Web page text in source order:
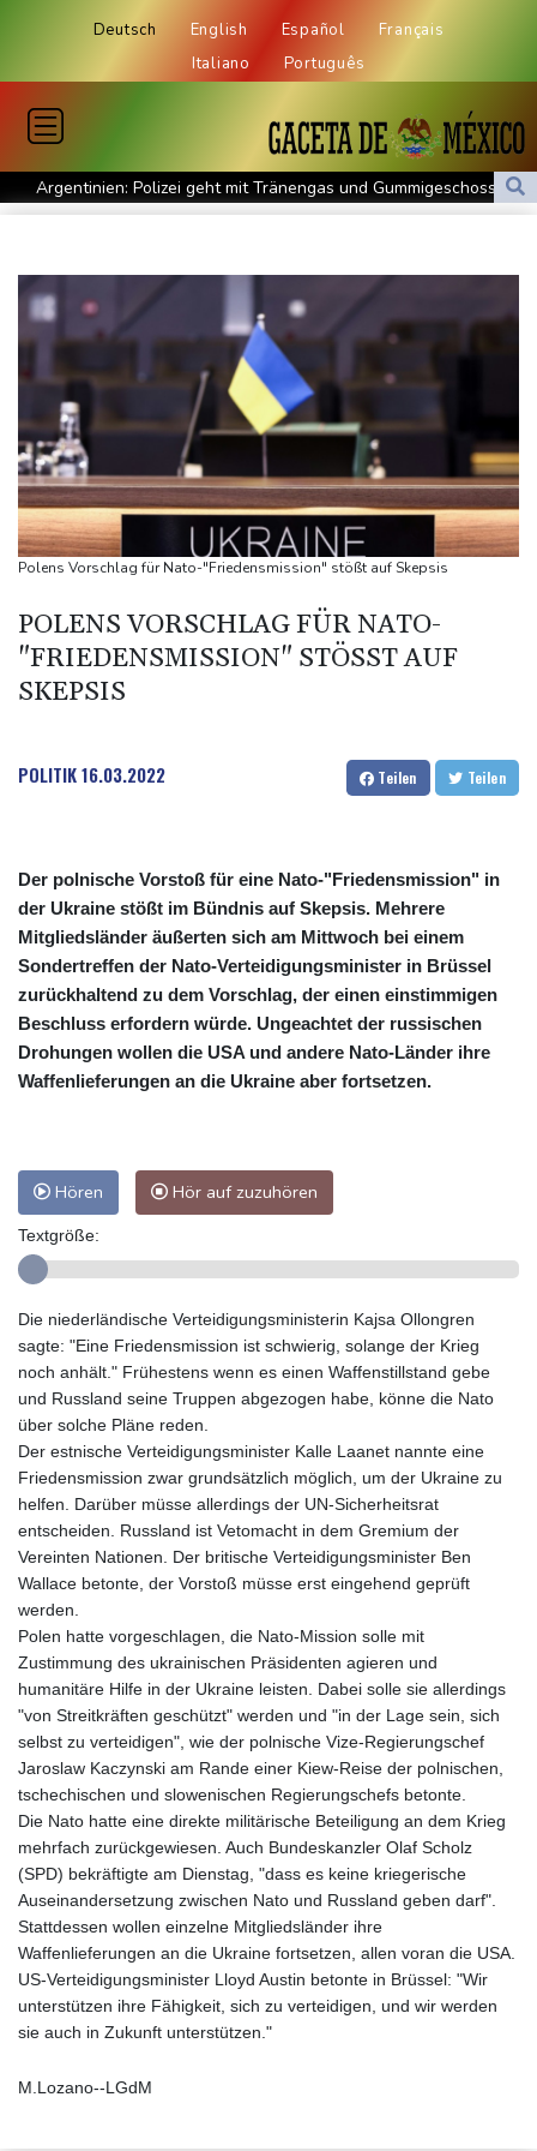
Deutsch English Español
Français
Italiano
Português
Argentinien: Polizei geht mit Tränengas und Gummigeschossen
gegen Proteste vor
Grindel erwartet nahendes Ende der Ära Infantino
Regierung will bei Klimaschutz vorerst nicht nachsteuern - Kritik
Hitze und Niedrigwasser: Städte- und Gemeindebund fordert
"nationalen Kraftakt"
Infantinos Investorenplan: FIFA-Experte fordert Aufarbeitung
Biathlon-Olympiasieger Jacquelin wird Teilzeit-Radprofi
Kircher: VAR nicht "zu kleinteilig" einsetzen
Kreise: Türkei will mit Pakistan und Saudi-Arabien
Sprengstoff-Drohne am Leipziger Flughafen:
Bundesanwaltschaft übernimmt Ermittlungen
Polens Vorschlag für Nato-"Friedensmission" stößt auf Skepsis
POLENS VORSCHLAG FÜR NATO-
"FRIEDENSMISSION" STÖSST AUF S
KEPSIS
POLITIK16.03.2022 Teilen Teilen
Der polnische Vorstoß für eine Nato-"Friedensmission" in
der Ukraine stößt im Bündnis auf Skepsis. Mehrere
Mitgliedsländer äußerten sich am Mittwoch bei einem
Sondertreffen der Nato-Verteidigungsminister in Brüssel
zurückhaltend zu dem Vorschlag, der einen einstimmigen
Beschluss erfordern würde. Ungeachtet der russischen
Drohungen wollen die USA und andere Nato-Länder ihre
Waffenlieferungen an die Ukraine aber fortsetzen.
Hören Hör auf zuzuhören
Textgröße:
Die niederländische Verteidigungsministerin Kajsa Ollongren
sagte: "Eine Friedensmission ist schwierig, solange der Krieg
noch anhält." Frühestens wenn es einen Waffenstillstand gebe
und Russland seine Truppen abgezogen habe, könne die Nato
über solche Pläne reden.
Der estnische Verteidigungsminister Kalle Laanet nannte eine
Friedensmission zwar grundsätzlich möglich, um der Ukraine zu
helfen. Darüber müsse allerdings der UN-Sicherheitsrat
entscheiden. Russland ist Vetomacht in dem Gremium der
Vereinten Nationen. Der britische Verteidigungsminister Ben
Wallace betonte, der Vorstoß müsse erst eingehend geprüft
werden.
Polen hatte vorgeschlagen, die Nato-Mission solle mit
Zustimmung des ukrainischen Präsidenten agieren und
humanitäre Hilfe in der Ukraine leisten. Dabei solle sie allerdings
"von Streitkräften geschützt" werden und "in der Lage sein, sich
selbst zu verteidigen", wie der polnische Vize-Regierungschef
Jaroslaw Kaczynski am Rande einer Kiew-Reise der polnischen,
tschechischen und slowenischen Regierungschefs betonte.
Die Nato hatte eine direkte militärische Beteiligung an dem Krieg
mehrfach zurückgewiesen. Auch Bundeskanzler Olaf Scholz
(SPD) bekräftigte am Dienstag, "dass es keine kriegerische
Auseinandersetzung zwischen Nato und Russland geben darf".
Stattdessen wollen einzelne Mitgliedsländer ihre
Waffenlieferungen an die Ukraine fortsetzen, allen voran die USA.
US-Verteidigungsminister Lloyd Austin betonte in Brüssel: "Wir
unterstützen ihre Fähigkeit, sich zu verteidigen, und wir werden
sie auch in Zukunft unterstützen."
M.Lozano--LGdM